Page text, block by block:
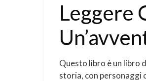
Leggere
Questo libro è un libro
storia, con personaggi